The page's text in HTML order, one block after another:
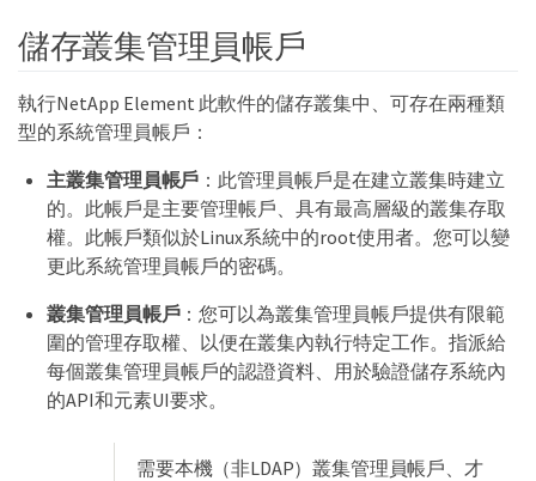
儲存叢集管理員帳戶
執行NetApp Element 此軟件的儲存叢集中、可存在兩種類
型的系統管理員帳戶：
主叢集管理員帳戶 ：此管理員帳戶是在建立叢集時建立
的。此帳戶是主要管理帳戶、具有最高層級的叢集存取
權。此帳戶類似於Linux系統中的root使用者。您可以變
更此系統管理員帳戶的密碼。
叢集管理員帳戶：您可以為叢集管理員帳戶提供有限範
圍的管理存取權、以便在叢集內執行特定工作。指派給
每個叢集管理員帳戶的認證資料、用於驗證儲存系統內
的API和元素UI要求。
需要本機（非LDAP）叢集管理員帳戶、才